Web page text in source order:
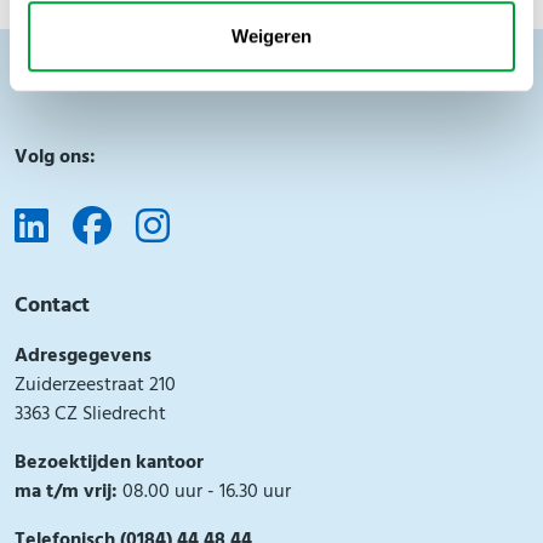
Weigeren
Volg ons:
Contact
Adresgegevens
Zuiderzeestraat 210
3363 CZ Sliedrecht
Bezoektijden kantoor
ma t/m vrij:08.00 uur - 16.30 uur